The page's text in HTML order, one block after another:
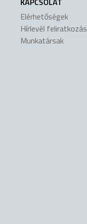
Elérhetőségek
Hírlevél feliratkozás
Munkatársak